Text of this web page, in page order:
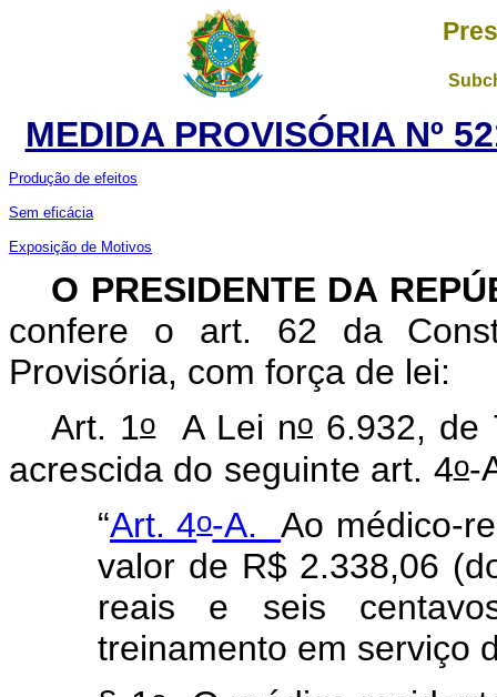
MEDIDA PROVISÓRIA Nº
Produção de efeitos
Sem eficácia
Exposição de Motivos
O PRESIDENTE DA
confere o art. 62 da
Provisória, com força de lei:
Art. 1oA Lei no 6.932, de
acrescida do seguinte art. 4o-
“Art. 4o-A.Ao médico-
valor de R$ 2.338,06
reais e seis
treinamento em serviço